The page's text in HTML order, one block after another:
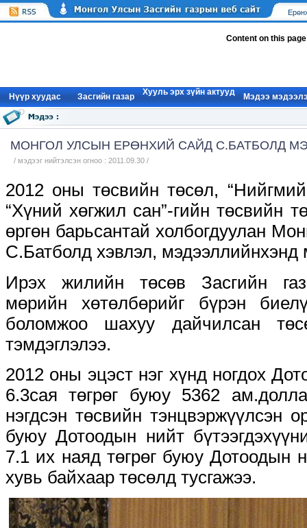
Content on this
Нүүр xуудас Засгийн газар Хууль эрх зүйн актууд Мэдээ
МОНГОЛ УЛСЫН ЕРӨНХИЙ САЙД С.БАТБОЛД
/ мэдээг нийтэлсэн огноо : 2011.09.30 /
2012 оны төсвийн төсөл,
“Хүний хөгжил сан”-гийн төсвийн
өргөн барьсантай холбогдуулан
С.Батболд хэвлэл, мэдээллийнхэнд
Ирэх жилийн төсөв Засгийн
мөрийн хөтөлбөрийг бүрэн
боломжоо шахуу дайчилсан
тэмдэглэлээ.
2012 оны эцэст нэг хүнд ногдох
6.3сая төгрөг буюу 5362
нэгдсэн төсвийн тэнцвэржүүлсэн
буюу Дотоодын нийт
7.1 их наяд төгрөг буюу Дотоодын
хувь байхаар төсөлд тусгажээ.